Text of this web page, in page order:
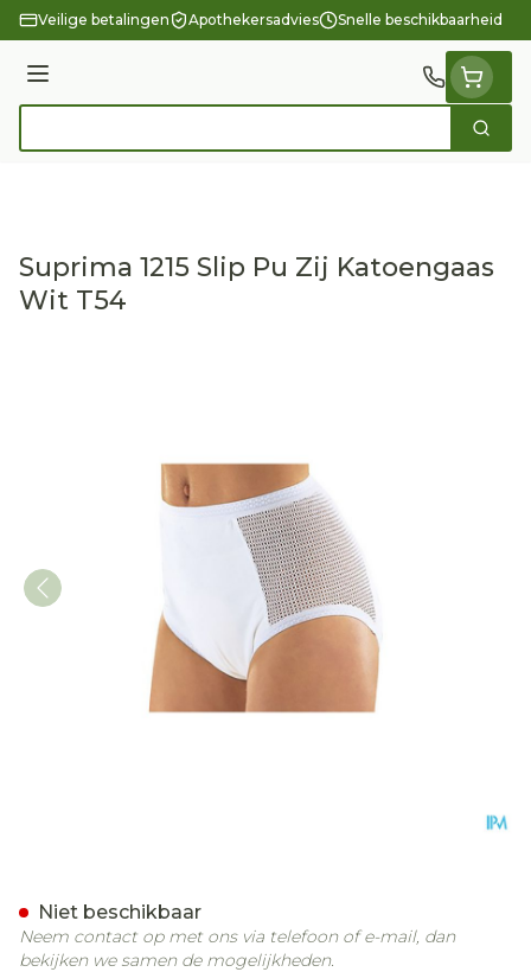
Ga naar de inhoud
Veilige betalingen Apothekersadvies Snelle beschikbaarheid
Menu
Zoek
Suprima 1215 Slip Pu Zij Katoengaas
Wit T54
Niet beschikbaar
Neem contact op met ons via telefoon of e-mail, dan
bekijken we samen de mogelijkheden.